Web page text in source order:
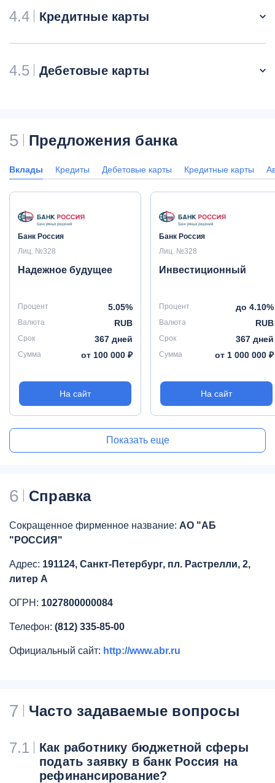
4.4 Кредитные карты
4.5 Дебетовые карты
5 Предложения банка
Вклады Кредиты Дебетовые карты Кредитные карты
Банк Россия
Лиц. №328
Надежное будущее
Процент 5.05%
Валюта RUB
Срок 367 дней
Сумма от 100 000 ₽
На сайт
Банк Россия
Лиц. №328
Инвестиционный
Процент до 4.10%
Валюта RUB
Срок 367 дней
Сумма от 1 000 000 ₽
На сайт
Показать еще
6 Справка
Сокращенное фирменное название: АО "АБ
"РОССИЯ"
Адрес: 191124, Санкт-Петербург, пл. Растрелли, 2,
литер А
ОГРН: 1027800000084
Телефон: (812) 335-85-00
Официальный сайт: http://www.abr.ru
7 Часто задаваемые вопросы
7.1
Как работнику бюджетной сферы
подать заявку в банк Россия на
рефинансирование?